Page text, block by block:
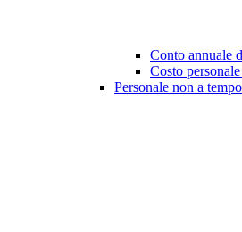
Conto annuale
Costo
Personale non a